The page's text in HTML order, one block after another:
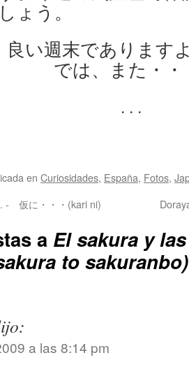
ょう。
良い週末であります
では、また・・
. . .
en Curiosidades, España, Fotos,
- 仮に・・・(kari ni)
a El sakura y
to sakuranbo)
a las 8:14 pm